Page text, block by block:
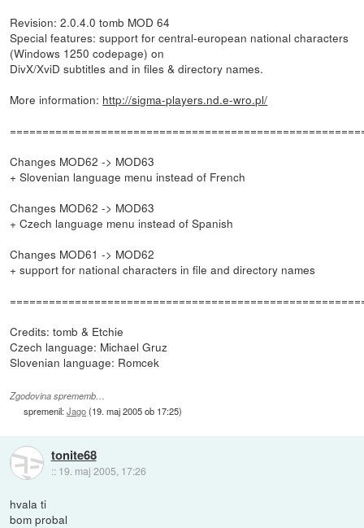
Revision: 2.0.4.0 tomb MOD 64
Special features: support for central-european national characters
(Windows 1250 codepage) on
DivX/XviD subtitles and in files & directory names.
More information: http://sigma-players.nd.e-wro.pl/
Changes MOD62 -> MOD63
+ Slovenian language menu instead of French
Changes MOD62 -> MOD63
+ Czech language menu instead of Spanish
Changes MOD61 -> MOD62
+ support for national characters in file and directory names
Credits: tomb & Etchie
Czech language: Michael Gruz
Slovenian language: Romcek
Zgodovina sprememb…
spremenil:Jago(19. maj 2005 ob 17:25)
tonite68
:: 19. maj 2005, 17:26
hvala ti
bom probal